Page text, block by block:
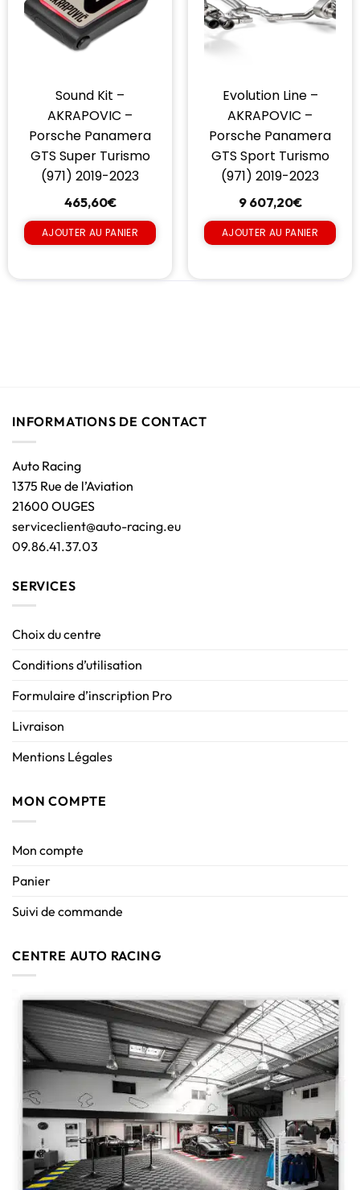
Sound Kit –
AKRAPOVIC –
Porsche Panamera
GTS Super Turismo
(971) 2019-2023
465,60€
AJOUTER AU PANIER
Evolution Line –
AKRAPOVIC –
Porsche Panamera
GTS Sport Turismo
(971) 2019-2023
9 607,20€
AJOUTER AU PANIER
INFORMATIONS DE CONTACT
Auto Racing
1375 Rue de l’Aviation
21600 OUGES
serviceclient@auto-racing.eu
09.86.41.37.03
SERVICES
Choix du centre
Conditions d’utilisation
Formulaire d’inscription Pro
Livraison
Mentions Légales
MON COMPTE
Mon compte
Panier
Suivi de commande
CENTRE AUTO RACING